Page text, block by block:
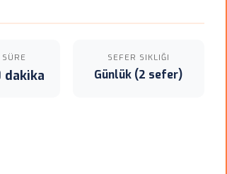
dakika
SEFER SIKLIĞI
Günlük (2 sefer)